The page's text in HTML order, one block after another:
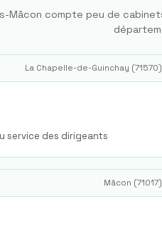
Mâcon compte peu de
La Chapelle-de-Guinchay (71570)
service des dirigeants
Mâcon (71017)